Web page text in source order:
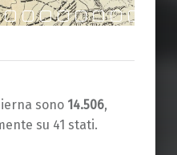
sono 14.506,
su 41 stati.